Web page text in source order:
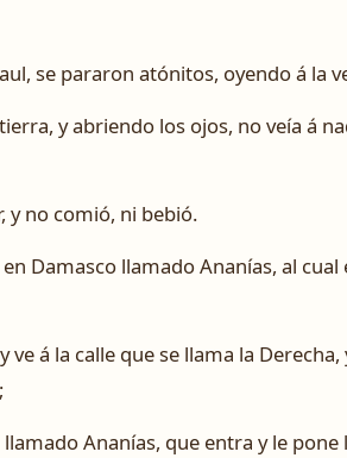
se pararon atónitos, oyendo á la
y abriendo los ojos, no veía á
y no comió, ni bebió.
Damasco llamado Ananías, al
ve á la calle que se llama la
Ananías, que entra y le